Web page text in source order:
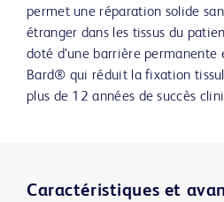
permet une réparation solide
étranger dans les tissus du
doté d’une barrière permanente
Bard® qui réduit la fixation
plus de 12 années de succès
Caractéristiques et